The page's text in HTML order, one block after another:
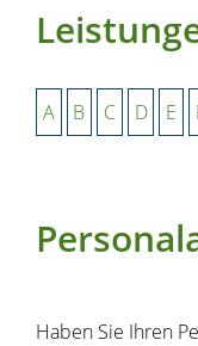
A B C D E
Haben Sie Ihren